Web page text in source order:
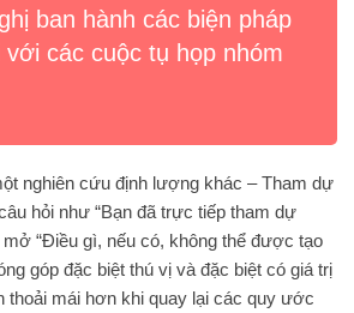
ban hành các biện pháp
các cuộc tụ họp nhóm
nghiên cứu định lượng khác – Tham dự
hỏi như “Bạn đã trực tiếp tham dự
“Điều gì, nếu có, không thể được tạo
góp đặc biệt thú vị và đặc biệt có giá trị
thoải mái hơn khi quay lại các quy ước